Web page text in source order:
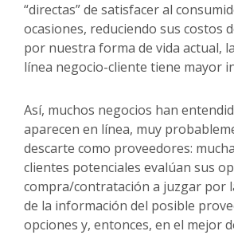
“directas” de satisfacer al
ocasiones, reduciendo sus costos
por nuestra forma de vida actual,
línea negocio-cliente tiene mayor
Así, muchos negocios han
aparecen en línea, muy
descarte como proveedores:
clientes potenciales evalúan sus
compra/contratación a juzgar por
de la información del posible
opciones y, entonces, en el mejor